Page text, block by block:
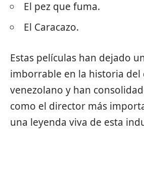
El pez que fuma.
El Caracazo.
Estas películas han dejado
imborrable en la historia del
venezolano y han
como el director más
una leyenda viva de esta